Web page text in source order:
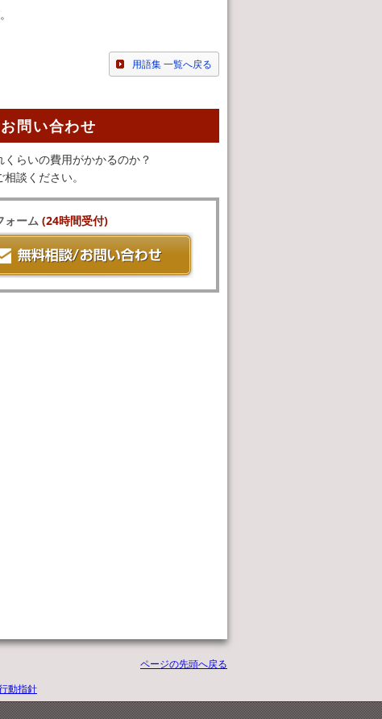
用語集 一覧へ戻る
問い合わせ
らいの費用がかかるのか？
談ください。
ォーム(24時間受付)
ページの先頭へ戻る
動指針